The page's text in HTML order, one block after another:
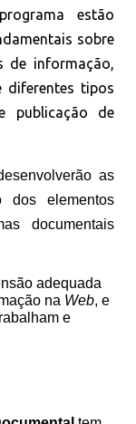
estão
sobre
de informação,
diferentes tipos
publicação de
as
dos elementos
documentais
adequada
na Web, e
e